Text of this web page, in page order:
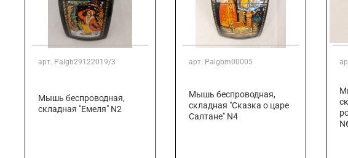
арт. Palgb29122019/3
Мышь беспроводная,
складная "Емеля" N2
арт. Palgbm00005
Мышь беспроводная,
складная "Сказка о царе
Салтане" N4